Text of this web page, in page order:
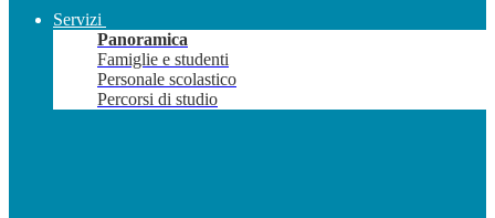
Servizi
Panoramica
Famiglie e studenti
Personale scolastico
Percorsi di studio